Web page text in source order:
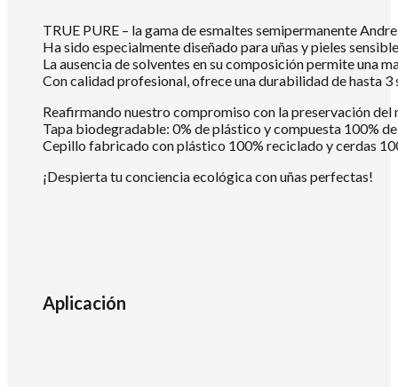
TRUE PURE – la gama de esmaltes semipermanente
Ha sido especialmente diseñado para uñas y pieles
La ausencia de solventes en su composición permite una
Con calidad profesional, ofrece una durabilidad de hasta
Reafirmando nuestro compromiso con la preservación del
Tapa biodegradable: 0% de plástico y compuesta 100%
Cepillo fabricado con plástico 100% reciclado y cerdas
¡Despierta tu conciencia ecológica con uñas perfectas!
Aplicación